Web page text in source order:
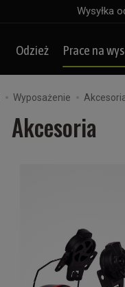
Wysyłka
Odzież Prace na
Wyposażenie
Akcesoria